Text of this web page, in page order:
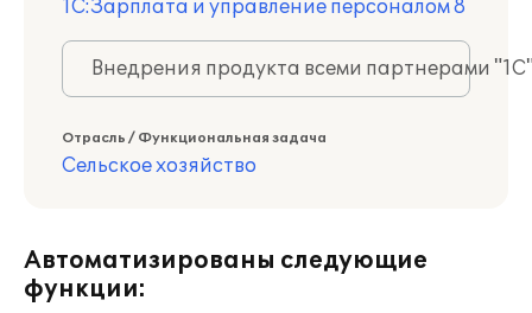
1С:Зарплата и управление персоналом 8
Внедрения продукта всеми партнерами
Отрасль / Функциональная задача
Сельское хозяйство
Автоматизированы следующие
функции: